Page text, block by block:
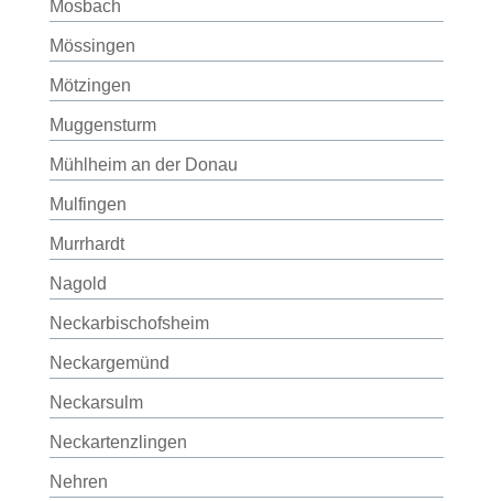
Mosbach
Mössingen
Mötzingen
Muggensturm
Mühlheim an der Donau
Mulfingen
Murrhardt
Nagold
Neckarbischofsheim
Neckargemünd
Neckarsulm
Neckartenzlingen
Nehren